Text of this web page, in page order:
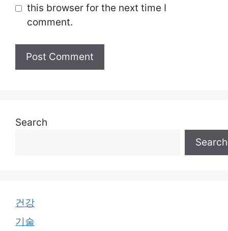
this browser for the next time I
comment.
Search
Search
건강
기술